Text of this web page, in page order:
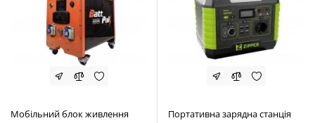
Мобільний блок живлення
Портативна зарядна станція